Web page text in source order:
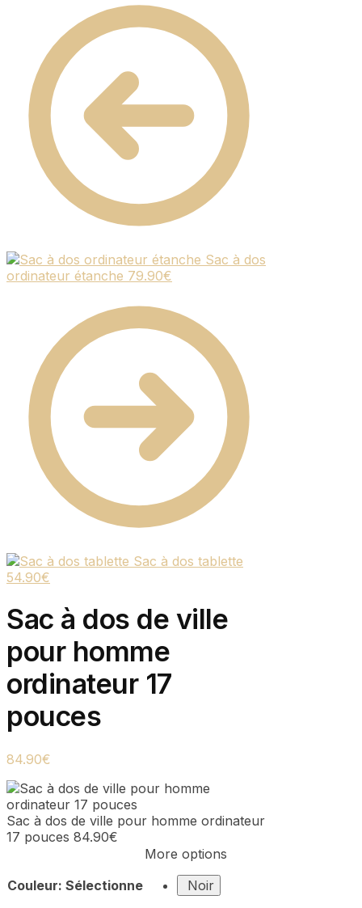
Sac à dos
ordinateur étanche 79.90€
Sac à dos tablette
54.90€
Sac à dos de ville
pour homme
ordinateur 17
pouces
84.90€
Sac à dos de ville pour homme ordinateur
17 pouces 84.90€
Couleur: Sélectionne
More options
Noir